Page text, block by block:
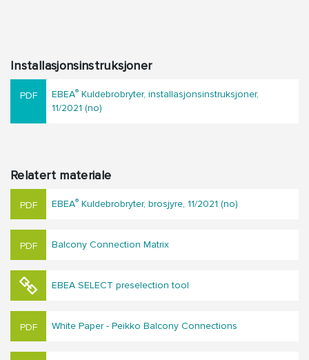
Installasjonsinstruksjoner
EBEA® Kuldebrobryter, installasjonsinstruksjoner,
11/2021 (no)
Relatert materiale
EBEA® Kuldebrobryter, brosjyre, 11/2021 (no)
Balcony Connection Matrix
EBEA SELECT preselection tool
White Paper - Peikko Balcony Connections